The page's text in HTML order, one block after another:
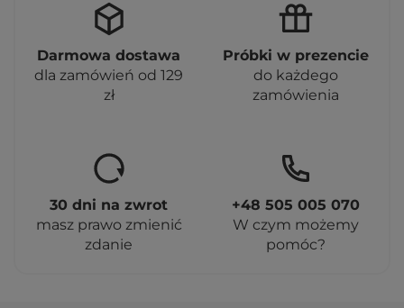
Darmowa dostawa
dla zamówień od 129
zł
Próbki w prezencie
do każdego
zamówienia
30 dni na zwrot
masz prawo zmienić
zdanie
+48 505 005 070
W czym możemy
pomóc?